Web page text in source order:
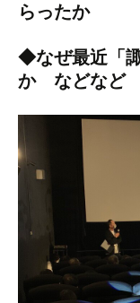
らったか
◆なぜ最近「
か などなど